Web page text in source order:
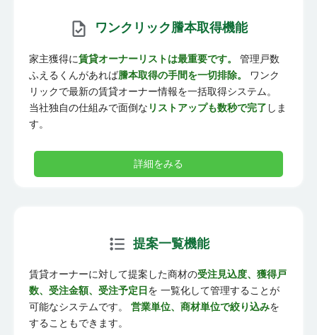
ワンクリック謄本取得機能
家主獲得に賃貸オーナーリストは最重要です。
管理戸数
ふえるくんがあれば謄本取得の手間を一切排除。
ワンク
リックで最新の賃貸オーナー情報を一括取得システム。
当社独自の仕組みで面倒な リストアップも数秒で完了 しま
す。
詳細をみる
提案一覧機能
賃貸オーナーに対して提案した商材の受注見込度、獲得戸
数、受注金額、受注予定日 を 一覧化して管理することが
可能なシステムです。 営業単位、商材単位で絞り込みを
することもできます。